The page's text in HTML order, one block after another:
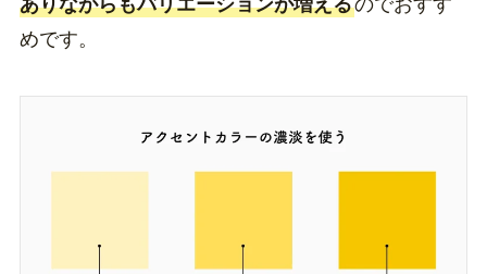
ありながらもバリエーションが増えるのでおすす
めです。